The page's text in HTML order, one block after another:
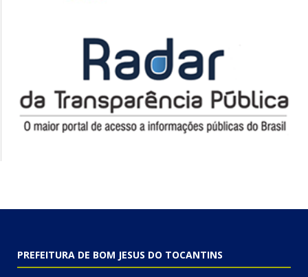
PREFEITURA DE BOM JESUS DO TOCANTINS